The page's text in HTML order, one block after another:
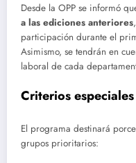
Desde la OPP se informó
a las ediciones anteriores
participación durante el
Asimismo, se tendrán en
laboral de cada
Criterios
El programa destinará
grupos prioritarios: